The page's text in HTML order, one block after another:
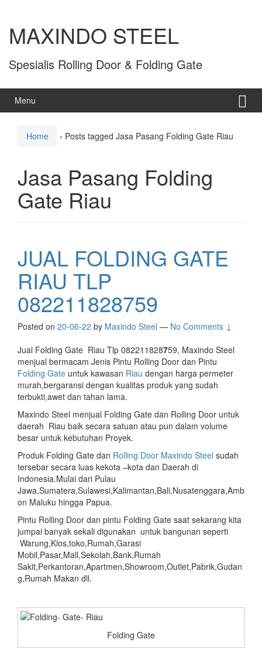
MAXINDO STEEL
Spesialis Rolling Door & Folding Gate
Menu
Home › Posts tagged Jasa Pasang Folding Gate Riau
Jasa Pasang Folding
Gate Riau
JUAL FOLDING GATE
RIAU TLP
082211828759
Posted on 20-06-22 by Maxindo Steel — No Comments ↓
Jual Folding Gate Riau Tlp 082211828759, Maxindo Steel
menjual bermacam Jenis Pintu Rolling Door dan Pintu
Folding Gate untuk kawasan Riau dengan harga permeter
murah,bergaransi dengan kualitas produk yang sudah
terbukti,awet dan tahan lama.
Maxindo Steel menjual Folding Gate dan Rolling Door untuk
daerah Riau baik secara satuan atau pun dalam volume
besar untuk kebutuhan Proyek.
Produk Folding Gate dan Rolling Door Maxindo Steel sudah
tersebar secara luas kekota –kota dan Daerah di
Indonesia.Mulai dari Pulau
Jawa,Sumatera,Sulawesi,Kalimantan,Bali,Nusatenggara,Amb
on Maluku hingga Papua.
Pintu Rolling Door dan pintu Folding Gate saat sekarang kita
jumpai banyak sekali digunakan untuk bangunan seperti
Warung,Kios,toko,Rumah,Garasi
Mobil,Pasar,Mall,Sekolah,Bank,Rumah
Sakit,Perkantoran,Apartmen,Showroom,Outlet,Pabrik,Gudan
g,Rumah Makan dll.
Folding Gate